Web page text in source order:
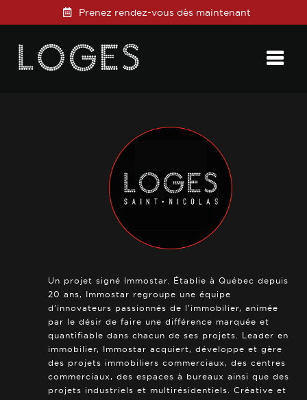
Prenez rendez-vous dès maintenant
Un projet signé Immostar. Établie à Québec depuis
20 ans, Immostar regroupe une équipe
d’innovateurs passionnés de l’immobilier, animée
par le désir de faire une différence marquée et
quantifiable dans chacun de ses projets. Leader en
immobilier, Immostar acquiert, développe et gère
des projets immobiliers commerciaux, des centres
commerciaux, des espaces à bureaux ainsi que des
projets industriels et multirésidentiels. Créative et